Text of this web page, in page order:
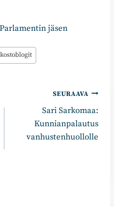
jäsen
SEURAAVA
Sari Sarkomaa:
Kunnianpalautus
vanhustenhuollolle